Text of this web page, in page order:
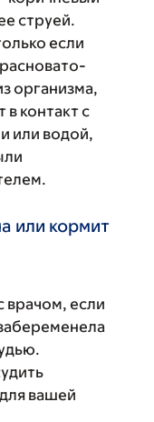
струей.
если
организма,
в контакт с
или водой,
или кормит
врачом, если
вашей